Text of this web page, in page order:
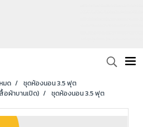
มด
ชุดห้องนอน 3.5 ฟุต
อผ้าบานเปิด)
ชุดห้องนอน 3.5 ฟุต